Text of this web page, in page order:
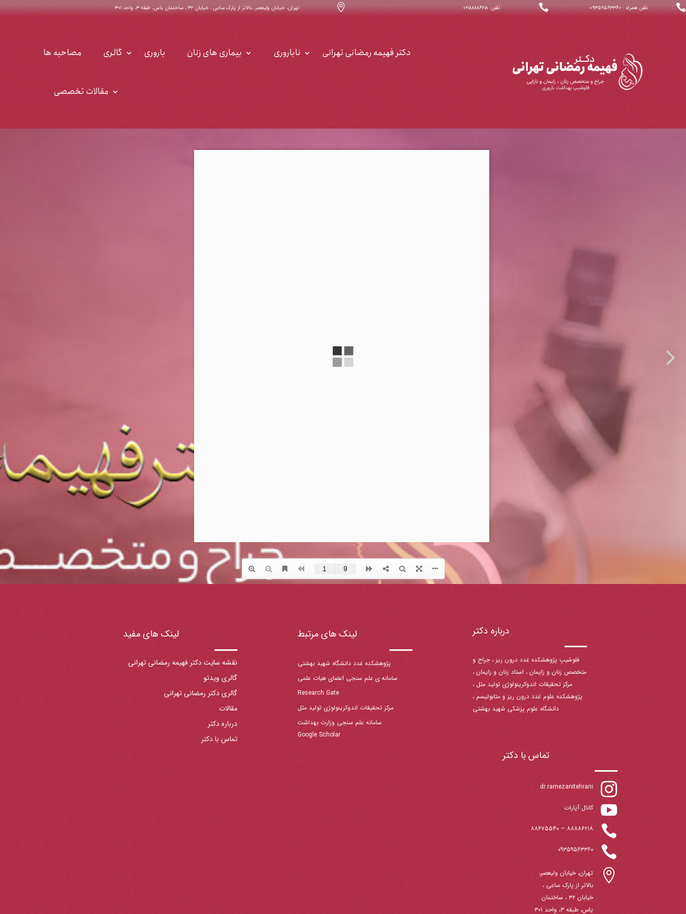
 تهران، خیابان ولیعصر، بالاتر از پارک ساعی ، خیابان ۳۲ ، ساختمان یاس، طبقه ۳، واحد ۳۰۱  تلفن: ۰۲۱۸۸۸۸۶۲۱۸  نلفن همراه : ۰۹۳۵۹۵۶۳۳۶۰
دکتر فهیمه رمضانی تهرانی ناباروری بیماری های زنان باروری گالری مصاحبه ها
مقالات تخصصی
درباره دکتر
فلوشیپ پژوهشکده غدد درون ریز ، جراح و
متخصص زنان و زایمان ، استاد زنان و زایمان ،
مرکز تحقیقات اندوکرینولوژی تولید مثل ،
پژوهشکده علوم غدد درون ریز و متابولیسم ،
دانشگاه علوم پزشکی شهید بهشتی
لینک های مرتبط
پژوهشکده غدد دانشگاه شهید بهشتی
سامانه ی علم سنجی اعضای هیات علمی
Research Gate
مرکز تحقیقات اندوکرینولوژی تولید مثل
سامانه علم سنجی وزارت بهداشت
Google Scholar
لینک های مفید
نقشه سایت دکتر فهیمه رمضانی تهرانی
گالری ویدئو
گالری دکتر رمضانی تهرانی
مقالات
درباره دکتر
تماس با دکتر
تماس با دکتر

dr.ramezanitehrani
 کانال آپارات
 ۸۸۸۸۶۲۱۸– ۸۸۶۷۵۵۴۰
 ۰۹۳۵۹۵۶۳۳۶۰

تهران، خیابان ولیعصر،
بالاتر از پارک ساعی ،
خیابان ۳۲ ، ساختمان
یاس، طبقه ۳، واحد ۳۰۱